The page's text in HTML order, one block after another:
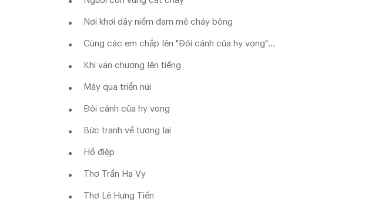
Nơi khơi dậy niềm đam mê cháy bỏng
Cùng các em chắp lên "Đôi cánh của hy vọng"...
Khi văn chương lên tiếng
Mây qua triền núi
Đôi cánh của hy vọng
Bức tranh về tương lai
Hồ điệp
Thơ Trần Hạ Vy
Thơ Lê Hưng Tiến